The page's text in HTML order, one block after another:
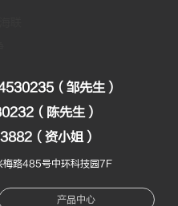
（邹先生）
（陈先生）
（资小姐）
梅路485号中环科技园7F
产品中心